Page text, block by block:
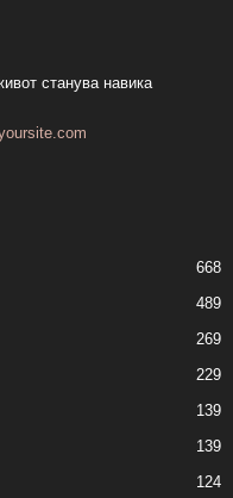
станува навика
668
489
269
229
139
139
124